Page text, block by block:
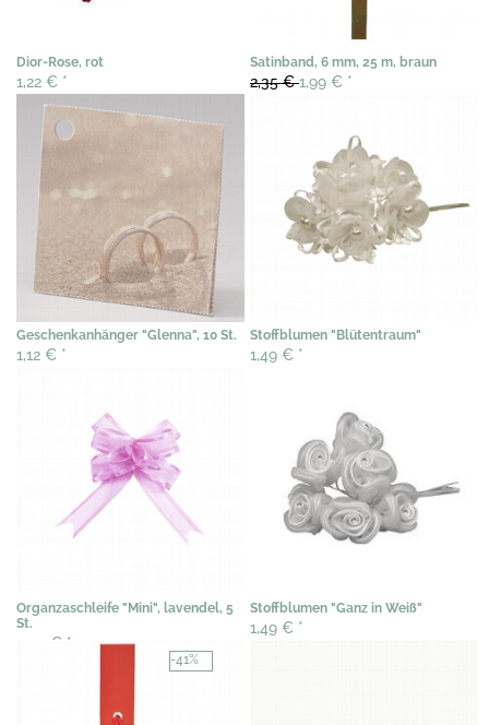
Dior-Rose, rot
1,22 € *
Satinband, 6 mm, 25 m, braun
2,35 €1,99 € *
Geschenkanhänger "Glenna", 10 St.
1,12 € *
Stoffblumen "Blütentraum"
1,49 € *
Organzaschleife "Mini", lavendel, 5
St.
2,04 € *
Stoffblumen "Ganz in Weiß"
1,49 € *
-41%